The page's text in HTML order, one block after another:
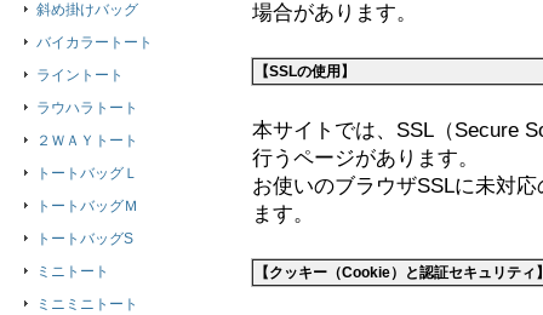
場合があります。
【SSLの使用】
本サイトでは、SSL（Secure
行うページがあります。
お使いのブラウザSSLに未対
ます。
【クッキー（Cookie）と認証セキュリティ
斜め掛けバッグ
バイカラートート
ライントート
ラウハラトート
２ＷＡＹトート
トートバッグＬ
トートバッグＭ
トートバッグS
ミニトート
ミニミニトート